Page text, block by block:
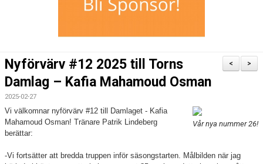
MANUAL
TORNHUSET
TRÄNING
MATCH
>
<
Nyförvärv #12 2025 till Torns
Damlag – Kafia Mahamoud Osman
2025-02-27
Vår nya nummer 26!
Vi välkomnar nyförvärv #12 till Damlaget - Kafia
Mahamoud Osman! Tränare Patrik Lindeberg
berättar:
-Vi fortsätter att bredda truppen inför säsongstarten. Målbilden när jag